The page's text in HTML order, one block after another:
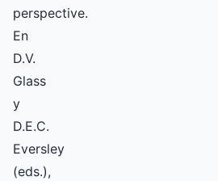
perspective.
En
D.V.
Glass
y
D.E.C.
Eversley
(eds.),